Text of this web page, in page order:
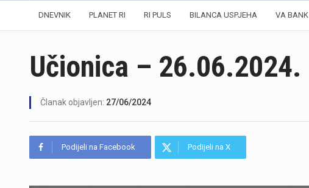
DNEVNIK PLANET RI RI PULS BILANCA USPJEHA VA BANK
Učionica – 26.06.2024.
Članak objavljen: 27/06/2024
Podijeli na Facebook Podijeli na X